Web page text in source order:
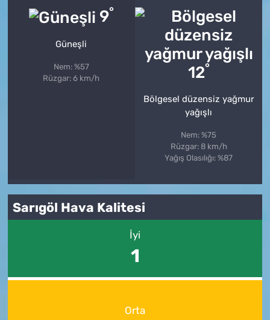
9°
Güneşli
Nem: %57
Rüzgar: 6 km/h
12°
Bölgesel düzensiz yağmur
yağışlı
Nem: %75
Rüzgar: 8 km/h
Yağış Olasılığı: %87
Sarıgöl Hava Kalitesi
İyi
1
Orta